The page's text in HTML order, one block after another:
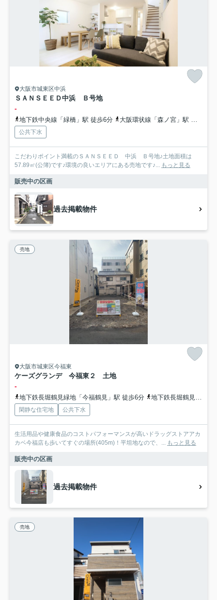
大阪市城東区中浜
ＳＡＮＳＥＥＤ中浜 Ｂ号地
-
地下鉄中央線「緑橋」駅 徒歩6分 大阪環状線「森ノ宮」駅 徒歩13分
公共下水
こだわりポイント満載のＳＡＮＳＥＥＤ 中浜 Ｂ号地♪土地面積は
57.89㎡(公簿)です♪環境の良いエリアにある売地です♪... もっと見る
販売中の区画
過去掲載物件
売地
大阪市城東区今福東
ケーズグランデ 今福東２ 土地
-
地下鉄長堀鶴見緑地「今福鶴見」駅 徒歩6分 地下鉄長堀鶴見緑地「蒲生四丁目」駅 徒歩11分
閑静な住宅地 公共下水
生活用品や健康食品のコストパフォーマンスが高いドラッグストアアカ
カベ今福店も歩いてすぐの場所(405m)！平坦地なので、... もっと見る
販売中の区画
過去掲載物件
売地